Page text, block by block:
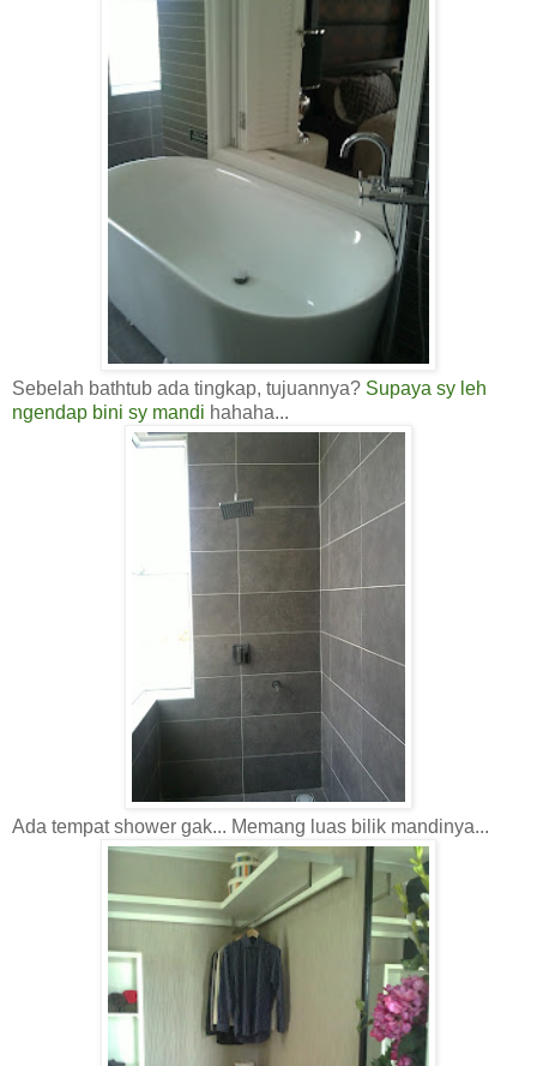
Sebelah bathtub ada tingkap, tujuannya? Supaya sy leh
ngendap bini sy mandi hahaha...
Ada tempat shower gak... Memang luas bilik mandinya...